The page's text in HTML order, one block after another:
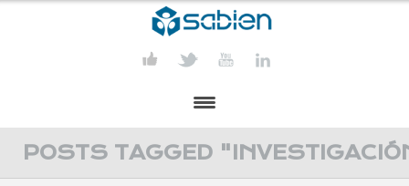
PRESENTACIÓN
POSTS TAGGED